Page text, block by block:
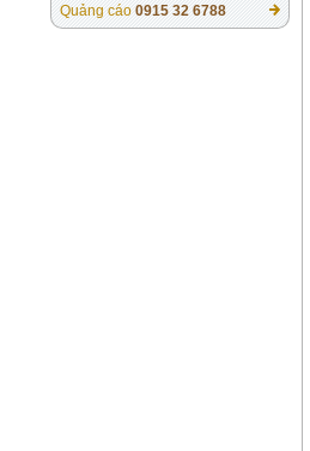
Quảng cáo 0915 32 6788